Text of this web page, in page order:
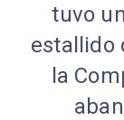
tuvo
estallido
la